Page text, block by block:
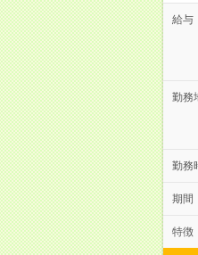
給与
勤務
勤務
期間
特徴